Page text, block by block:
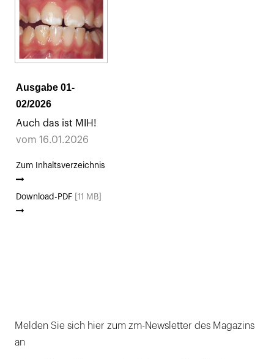
Ausgabe 01-
02/2026
Auch das ist MIH!
vom 16.01.2026
Zum Inhaltsverzeichnis
Download-PDF [11 MB]
Melden Sie sich hier zum zm-Newsletter des Magazins
an